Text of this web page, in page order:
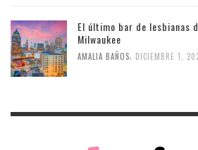
El último bar de lesbianas
Milwaukee
AMALIA BAÑOS DICIEMBRE 1,